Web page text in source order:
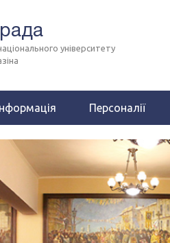
університету
Персоналії